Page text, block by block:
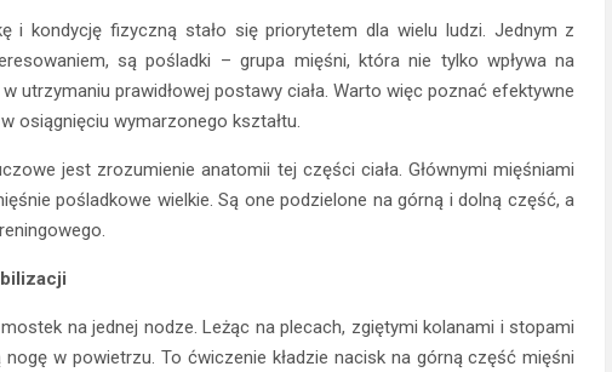
i kondycję fizyczną stało się priorytetem dla wielu ludzi. Jednym z
są pośladki – grupa mięśni, która nie tylko wpływa na
utrzymaniu prawidłowej postawy ciała. Warto więc poznać efektywne
osiągnięciu wymarzonego kształtu.
jest zrozumienie anatomii tej części ciała. Głównymi mięśniami
pośladkowe wielkie. Są one podzielone na górną i dolną część, a
na jednej nodze. Leżąc na plecach, zgiętymi kolanami i stopami
w powietrzu. To ćwiczenie kładzie nacisk na górną część mięśni